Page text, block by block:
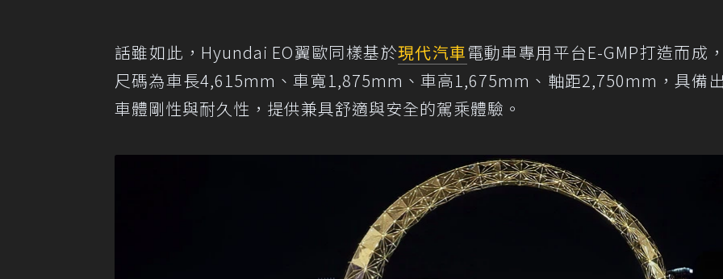
話雖如此，Hyundai EO翼歐同樣基於現代汽車電動車專用平台E-GMP打造而成
尺碼為車長4,615mm、車寬1,875mm、車高1,675mm、軸距2,750mm，具備
車體剛性與耐久性，提供兼具舒適與安全的駕乘體驗。